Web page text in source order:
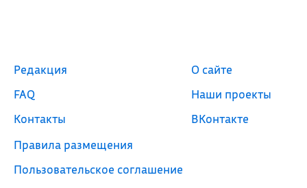
Редакция
FAQ
Контакты
Правила размещения
Пользовательское соглашение
О сайте
Наши проекты
ВКонтакте